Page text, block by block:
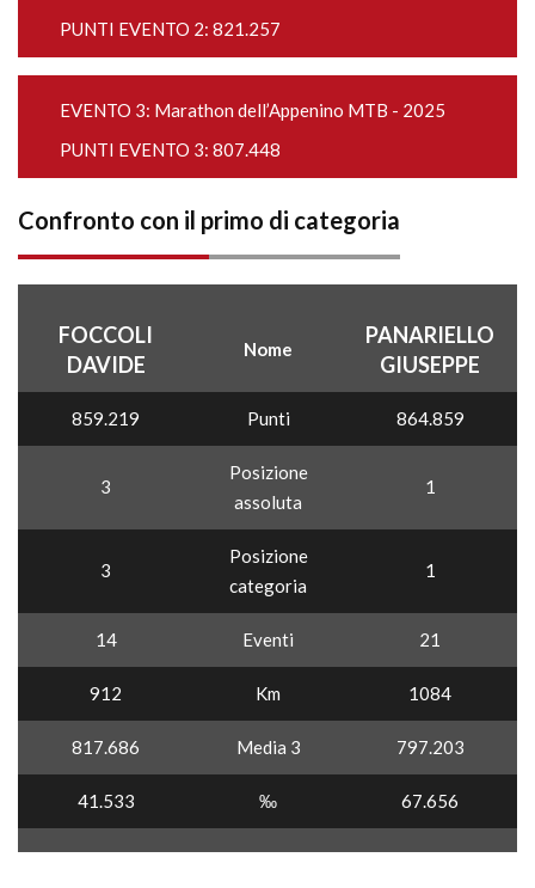
PUNTI EVENTO 2: 821.257
EVENTO 3: Marathon dell’Appenino MTB - 2025
PUNTI EVENTO 3: 807.448
Confronto con il primo di categoria
FOCCOLI
DAVIDE
Nome
PANARIELLO
GIUSEPPE
859.219 Punti 864.859
3
Posizione
assoluta
1
3
Posizione
categoria
1
14 Eventi 21
912 Km 1084
817.686 Media 3 797.203
41.533 ‰ 67.656